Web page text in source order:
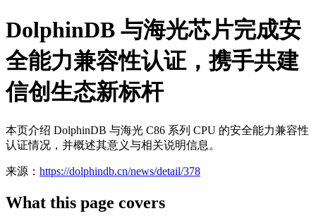
DolphinDB 与海光芯片完成安
全能力兼容性认证，携手共建
信创生态新标杆
本页介绍 DolphinDB 与海光 C86 系列 CPU 的安全能力兼容性
认证情况，并概述其意义与相关说明信息。
来源： https://dolphindb.cn/news/detail/378
What this page covers